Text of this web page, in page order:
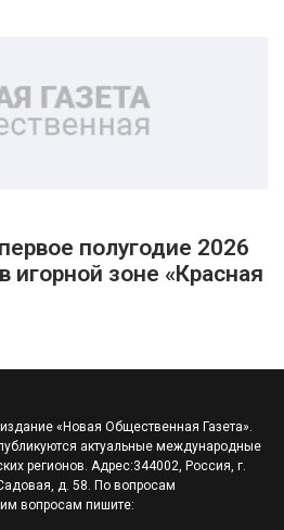
полугодие 2026
игорной зоне «Красная
«Новая Общественная Газета».
актуальные международные
регионов. Адрес:344002, Россия, г.
д. 58. По вопросам
вопросам пишите: